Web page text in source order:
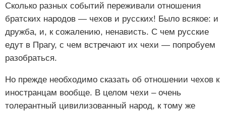
Сколько разных событий переживали отношения
братских народов — чехов и русских! Было всякое: и
дружба, и, к сожалению, ненависть. С чем русские
едут в Прагу, с чем встречают их чехи — попробуем
разобраться.
Но прежде необходимо сказать об отношении чехов к
иностранцам вообще. В целом чехи – очень
толерантный цивилизованный народ, к тому же